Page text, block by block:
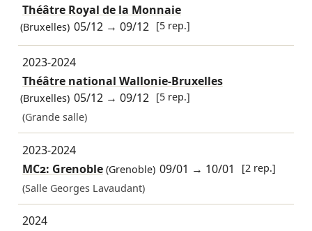
Théâtre Royal de la Monnaie
(Bruxelles) 05/12 →09/12 [5 rep.]
2023-2024
Théâtre national Wallonie-Bruxelles
(Bruxelles) 05/12 →09/12 [5 rep.]
(Grande salle)
2023-2024
MC2: Grenoble(Grenoble) 09/01 → 10/01
[2 rep.]
(Salle Georges Lavaudant)
2024